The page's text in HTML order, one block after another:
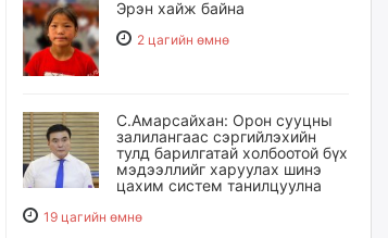
Эрэн хайж байна
2 цагийн өмнө
С.Амарсайхан: Орон сууцны
залилангаас сэргийлэхийн
тулд барилгатай холбоотой бүх
мэдээллийг харуулах шинэ
цахим систем танилцуулна
19 цагийн өмнө